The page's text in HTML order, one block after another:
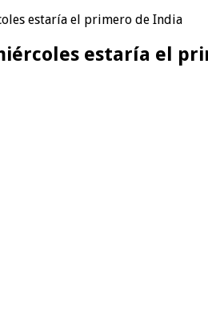
estaría el primero de India
estaría el